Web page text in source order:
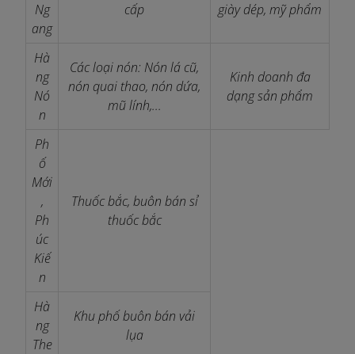
Ng
ang
cấp
giày dép, mỹ phẩm
Hà
ng
Nó
n
Các loại nón: Nón lá cũ,
nón quai thao, nón dứa,
mũ lính,...
Kinh doanh đa
dạng sản phẩm
Ph
ố
Mới
,
Ph
úc
Kiế
n
Thuốc bắc, buôn bán sỉ
thuốc bắc
Hà
ng
The
Khu phố buôn bán vải
lụa